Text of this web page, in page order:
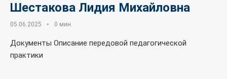
Шестакова Лидия Михайловна
05.06.2025 0 мин.
Документы Описание передовой педагогической
практики